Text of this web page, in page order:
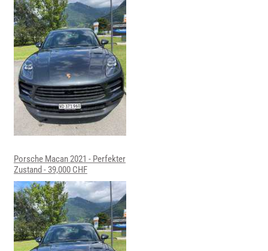
Porsche Macan 2021 - Perfekter
Zustand - 39,000 CHF